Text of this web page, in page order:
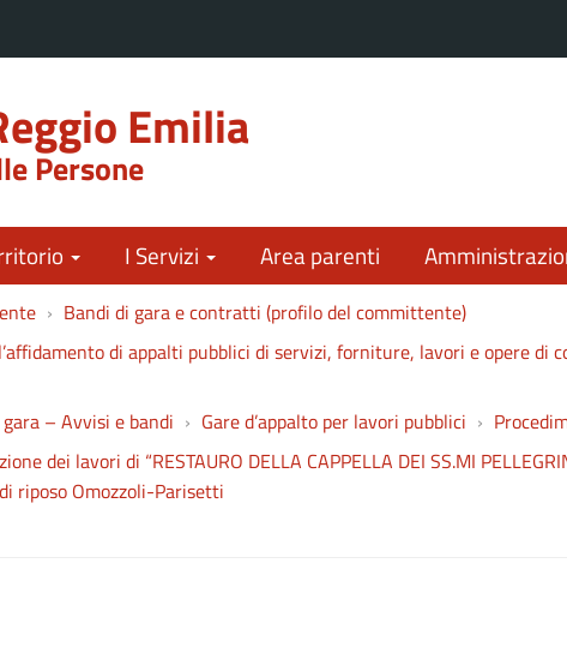
Emilia
Persone
I Servizi Area parenti
Bandi di gara e contratti (profilo del committente)
di appalti pubblici di servizi, forniture, lavori e opere di
– Avvisi e bandi Gare d’appalto per lavori pubblici
dei lavori di “RESTAURO DELLA CAPPELLA DEI SS.MI
di riposo Omozzoli-Parisetti